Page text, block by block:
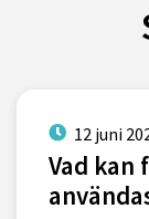
12 juni
Vad kan